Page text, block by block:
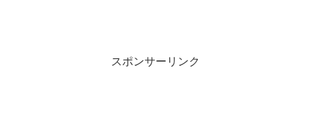
スポンサーリンク